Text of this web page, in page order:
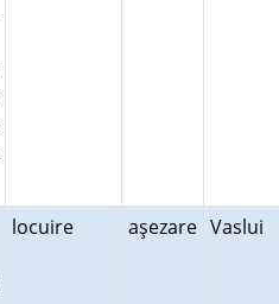
locuire aşezare Vaslui